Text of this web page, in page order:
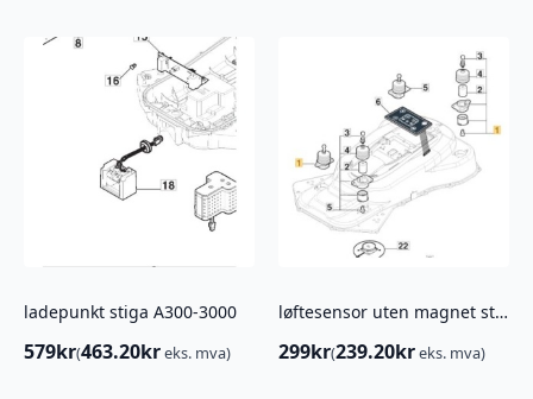
ladepunkt stiga A300-3000
579kr(463.20kreks. mva)
løftesensor uten magnet stiga A 300-10000
299kr(239.20kreks. mva)